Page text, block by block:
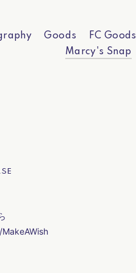
Goods FC Goods
Marcy's Snap